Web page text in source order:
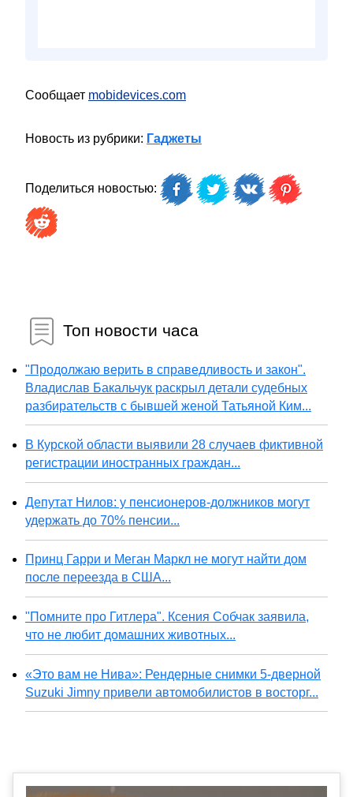
Сообщает mobidevices.com
Новость из рубрики: Гаджеты
Поделиться новостью:
Топ новости часа
"Продолжаю верить в справедливость и закон".
Владислав Бакальчук раскрыл детали судебных
разбирательств с бывшей женой Татьяной Ким...
В Курской области выявили 28 случаев фиктивной
регистрации иностранных граждан...
Депутат Нилов: у пенсионеров-должников могут
удержать до 70% пенсии...
Принц Гарри и Меган Маркл не могут найти дом
после переезда в США...
"Помните про Гитлера". Ксения Собчак заявила,
что не любит домашних животных...
«Это вам не Нива»: Рендерные снимки 5-дверной
Suzuki Jimny привели автомобилистов в восторг...